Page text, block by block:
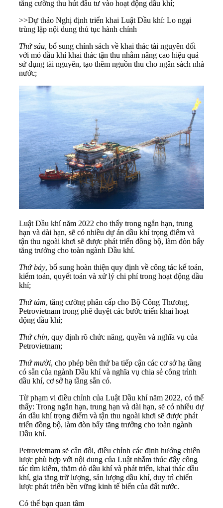
tăng cường thu hút đầu tư vào hoạt động dầu khí;
>>Dự thảo Nghị định triển khai Luật Dầu khí: Lo ngại
trùng lặp nội dung thủ tục hành chính
Thứ sáu, bổ sung chính sách về khai thác tài nguyên đối
với mỏ dầu khí khai thác tận thu nhằm nâng cao hiệu quả
sử dụng tài nguyên, tạo thêm nguồn thu cho ngân sách nhà
nước;
Luật Dầu khí năm 2022 cho thấy trong ngắn hạn, trung
hạn và dài hạn, sẽ có nhiều dự án dầu khí trọng điểm và
tận thu ngoài khơi sẽ được phát triển đồng bộ, làm đòn bẩy
tăng trưởng cho toàn ngành Dầu khí.
Thứ bảy, bổ sung hoàn thiện quy định về công tác kế toán,
kiểm toán, quyết toán và xử lý chi phí trong hoạt động dầu
khí;
Thứ tám, tăng cường phân cấp cho Bộ Công Thương,
Petrovietnam trong phê duyệt các bước triển khai hoạt
động dầu khí;
Thứ chín, quy định rõ chức năng, quyền và nghĩa vụ của
Petrovietnam;
Thứ mười, cho phép bên thứ ba tiếp cận các cơ sở hạ tầng
có sẵn của ngành Dầu khí và nghĩa vụ chia sẻ công trình
dầu khí, cơ sở hạ tầng sẵn có.
Từ phạm vi điều chỉnh của Luật Dầu khí năm 2022, có thể
thấy: Trong ngắn hạn, trung hạn và dài hạn, sẽ có nhiều dự
án dầu khí trọng điểm và tận thu ngoài khơi sẽ được phát
triển đồng bộ, làm đòn bẩy tăng trưởng cho toàn ngành
Dầu khí.
Petrovietnam sẽ cân đối, điều chỉnh các định hướng chiến
lược phù hợp với nội dung của Luật nhằm thúc đẩy công
tác tìm kiếm, thăm dò dầu khí và phát triển, khai thác dầu
khí, gia tăng trữ lượng, sản lượng dầu khí, duy trì chiến
lược phát triển bền vững kinh tế biển của đất nước.
Có thể bạn quan tâm